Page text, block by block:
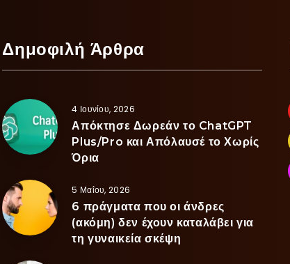
Δημοφιλή Άρθρα
4 Ιουνίου, 2026
Απόκτησε Δωρεάν το ChatGPT
Plus/Pro και Απόλαυσέ το Χωρίς
Όρια
5 Μαΐου, 2026
6 πράγματα που οι άνδρες
(ακόμη) δεν έχουν καταλάβει για
τη γυναικεία σκέψη